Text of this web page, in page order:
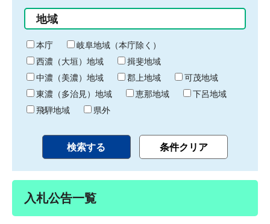
始
り
間
終
わ
り
地域
本庁
岐阜地域（本庁除く）
西濃（大垣）地域
揖斐地域
中濃（美濃）地域
郡上地域
可茂地域
東濃（多治見）地域
恵那地域
下呂地域
飛騨地域
県外
入札公告一覧